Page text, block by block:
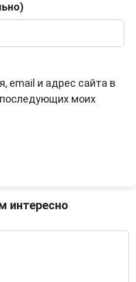
email и адрес сайта в
моих
интересно